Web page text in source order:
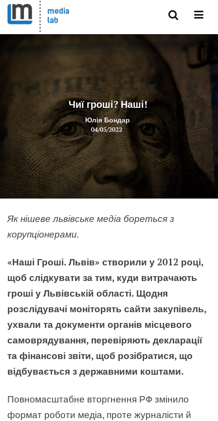
Чиї гроші? Наші!
Юлія Бондар
04/05/2022
Як нішеве львівське медіа бореться з
корупціонерами.
«Наші Гроші. Львів» створили у 2012 році,
щоб слідкувати за тим, куди витрачають
гроші у Львівській області. Щодня
розслідувачі моніторять сайти закупівель,
ухвали та документи органів місцевого
самоврядування, перевіряють декларації
та фінансові звіти, щоб розібратися, що
відбувається з державними коштами.
Повномасштабне вторгнення РФ змінило
формат роботи медіа, проте журналісти й